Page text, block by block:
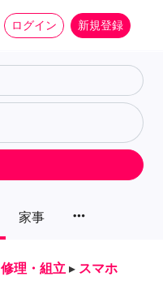
ログイン 新規登録
家事 more_horiz
修理・組立 ▸ スマホ